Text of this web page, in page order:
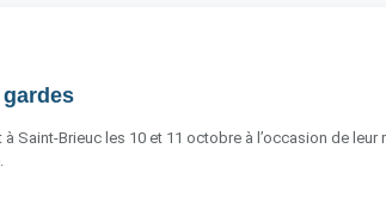
Saint-Brieuc les 10 et 11 octobre à l’occasion de